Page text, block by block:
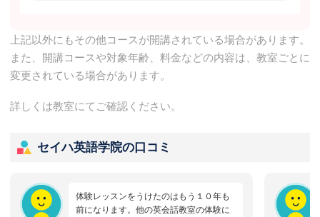
上記以外にもその他コースが開講されている場合があります。
また、開講コースや対象年齢、料金などの内容は、教室ごとに
変更されている場合があります。
詳しくは教室にてご確認ください。
セイハ英語学院の口コミ
体験レッスンをうけたのはもう１０年も
前になります。他の英会話教室の体験に